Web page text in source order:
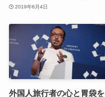
2019年6月4日
外国人旅行者の心と胃袋を